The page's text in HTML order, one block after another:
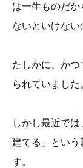
は一生ものだ
ないといけない
たしかに、かつ
られていました
しかし最近で
建てる」という
す。